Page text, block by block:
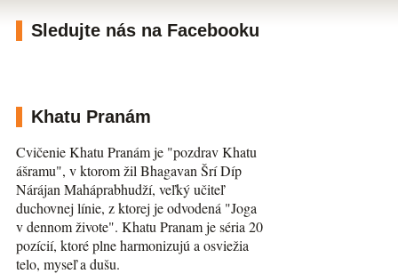
Sledujte nás na Facebooku
Khatu Pranám
Cvičenie Khatu Pranám je "pozdrav Khatu
ášramu", v ktorom žil Bhagavan Šrí Díp
Nárájan Maháprabhudží, veľký učiteľ
duchovnej línie, z ktorej je odvodená "Joga
v dennom živote". Khatu Pranam je séria 20
pozícií, ktoré plne harmonizujú a osviežia
telo, myseľ a dušu.